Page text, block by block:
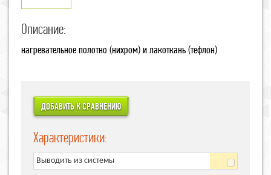
Описание:
нагревательное полотно (нихром) и лакоткань (тефлон)
Характеристики:
Выводить из системы